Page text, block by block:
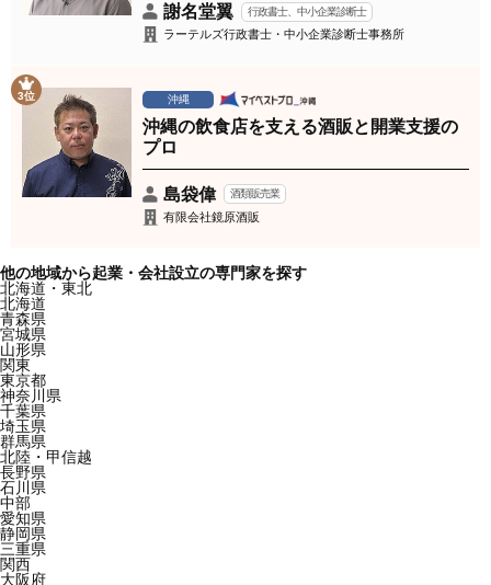
謝名堂翼 行政書士、中小企業診断士
ラーテルズ行政書士・中小企業診断士事務所
3位 沖縄
沖縄の飲食店を支える酒販と開業支援の
プロ
島袋偉 酒類販売業
有限会社鏡原酒販
他の地域から起業・会社設立の専門家を探す
北海道・東北
北海道
青森県
宮城県
山形県
関東
東京都
神奈川県
千葉県
埼玉県
群馬県
北陸・甲信越
長野県
石川県
中部
愛知県
静岡県
三重県
関西
大阪府